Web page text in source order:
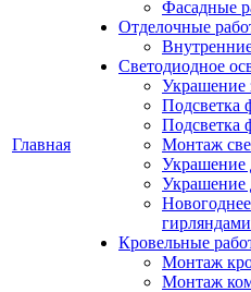
Главная
Фасадные
Отделочные
Светодиодное
Украшение
Подсветка
Подсветка
Монтаж
Украшение
Украшение
гирляндами
Кровельные
Монтаж
Монтаж